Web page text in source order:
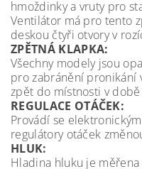
hmoždinky a vruty pro
Ventilátor má pro tento
deskou čtyři otvory v
ZPĚTNÁ KLAPKA:
Všechny modely jsou
pro zabránění pronikání
zpět do místnosti v
REGULACE OTÁČEK:
Provádí se
regulátory otáček
HLUK:
Hladina hluku je